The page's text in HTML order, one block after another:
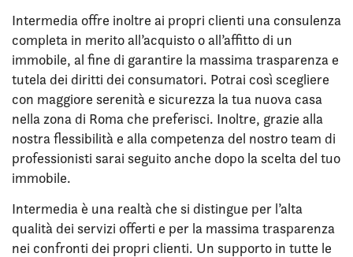
Intermedia offre inoltre ai propri clienti una consulenza
completa in merito all’acquisto o all’affitto di un
immobile, al fine di garantire la massima trasparenza e
tutela dei diritti dei consumatori. Potrai così scegliere
con maggiore serenità e sicurezza la tua nuova casa
nella zona di Roma che preferisci. Inoltre, grazie alla
nostra flessibilità e alla competenza del nostro team di
professionisti sarai seguito anche dopo la scelta del tuo
immobile.
Intermedia è una realtà che si distingue per l’alta
qualità dei servizi offerti e per la massima trasparenza
nei confronti dei propri clienti. Un supporto in tutte le